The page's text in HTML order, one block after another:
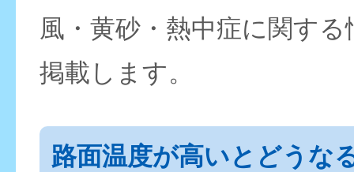
風・黄砂・熱中症に関す
掲載します。
路面温度が高いとどうな